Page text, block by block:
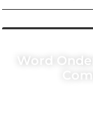
Word